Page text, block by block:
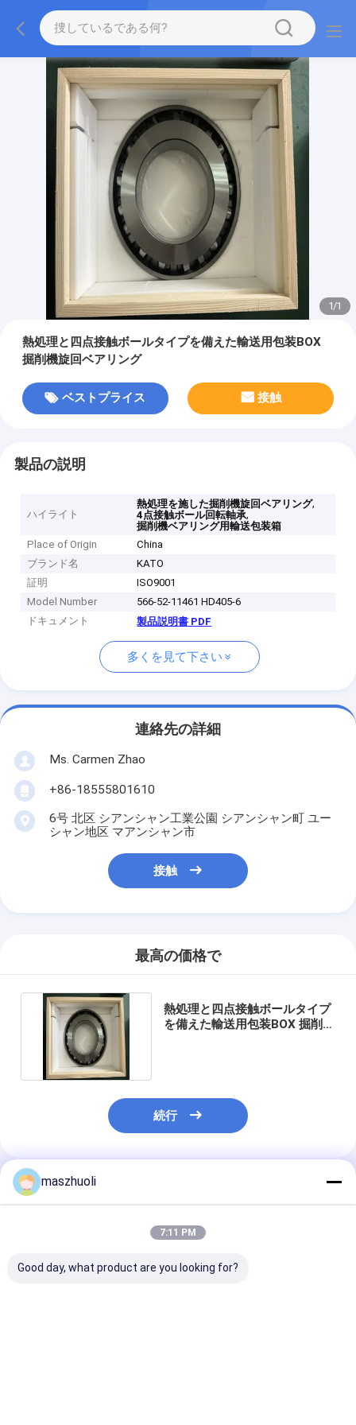
1/1
熱処理と四点接触ボールタイプを備えた輸送用包装BOX
掘削機旋回ベアリング
ベストプライス 接触
製品の説明
ハイライト
熱処理を施した掘削機旋回ベアリング,
4点接触ボール回転軸承,
掘削機ベアリング用輸送包装箱
Place of Origin
China
ブランド名
KATO
証明
ISO9001
Model Number
566-52-11461 HD405-6
ドキュメント
製品説明書 PDF
多くを見て下さい
連絡先の詳細
Ms. Carmen Zhao
+86-18555801610
6号 北区 シアンシャン工業公園 シアンシャン町 ユー
シャン地区 マアンシャン市
接触
最高の価格で
熱処理と四点接触ボールタイプ
を備えた輸送用包装BOX 掘削機
続行
推薦されたプロダクト
maszhuoli
7:11 PM
Good day, what product are you looking for?